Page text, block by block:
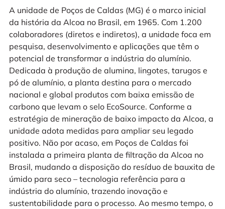
A unidade de Poços de Caldas (MG) é o marco inicial
da história da Alcoa no Brasil, em 1965. Com 1.200
colaboradores (diretos e indiretos), a unidade foca em
pesquisa, desenvolvimento e aplicações que têm o
potencial de transformar a indústria do alumínio.
Dedicada à produção de alumina, lingotes, tarugos e
pó de alumínio, a planta destina para o mercado
nacional e global produtos com baixa emissão de
carbono que levam o selo EcoSource. Conforme a
estratégia de mineração de baixo impacto da Alcoa, a
unidade adota medidas para ampliar seu legado
positivo. Não por acaso, em Poços de Caldas foi
instalada a primeira planta de filtração da Alcoa no
Brasil, mudando a disposição do resíduo de bauxita de
úmido para seco – tecnologia referência para a
indústria do alumínio, trazendo inovação e
sustentabilidade para o processo. Ao mesmo tempo, o